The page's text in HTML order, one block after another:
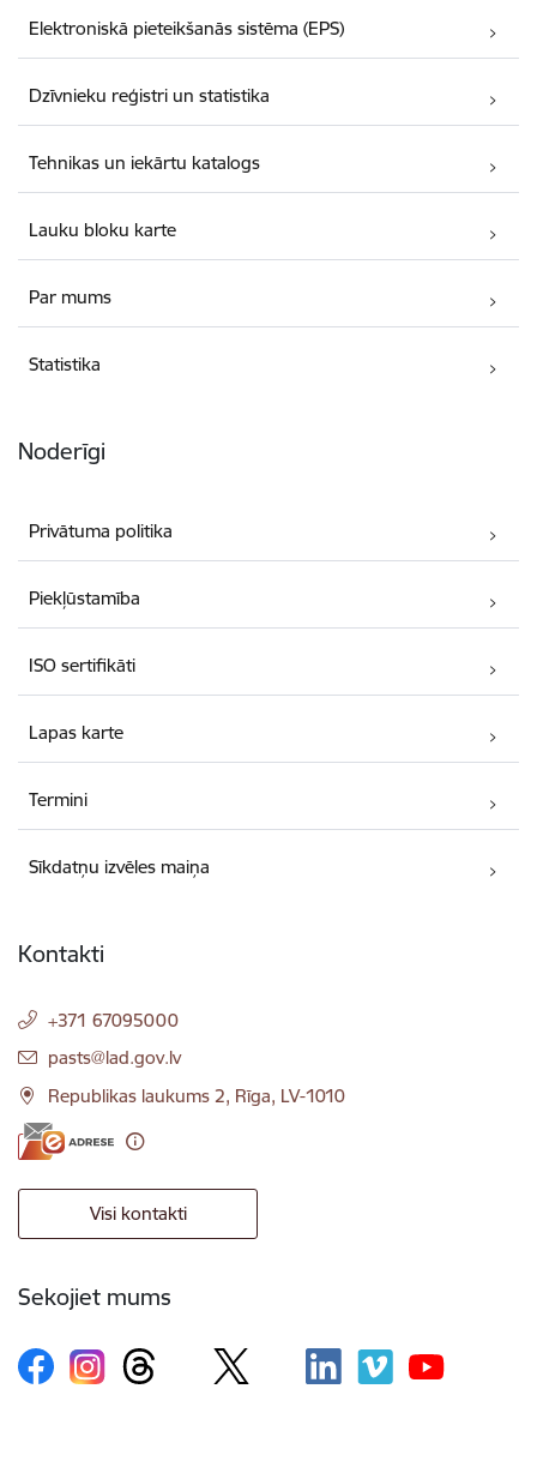
Elektroniskā pieteikšanās sistēma (EPS)
Dzīvnieku reģistri un statistika
Tehnikas un iekārtu katalogs
Lauku bloku karte
Par mums
Statistika
Noderīgi
Privātuma politika
Piekļūstamība
ISO sertifikāti
Lapas karte
Termini
Sīkdatņu izvēles maiņa
Kontakti
+371 67095000
E-pasts:
pasts@lad.gov.lv
Republikas laukums 2, Rīga, LV-1010
Visi kontakti
Sekojiet mums